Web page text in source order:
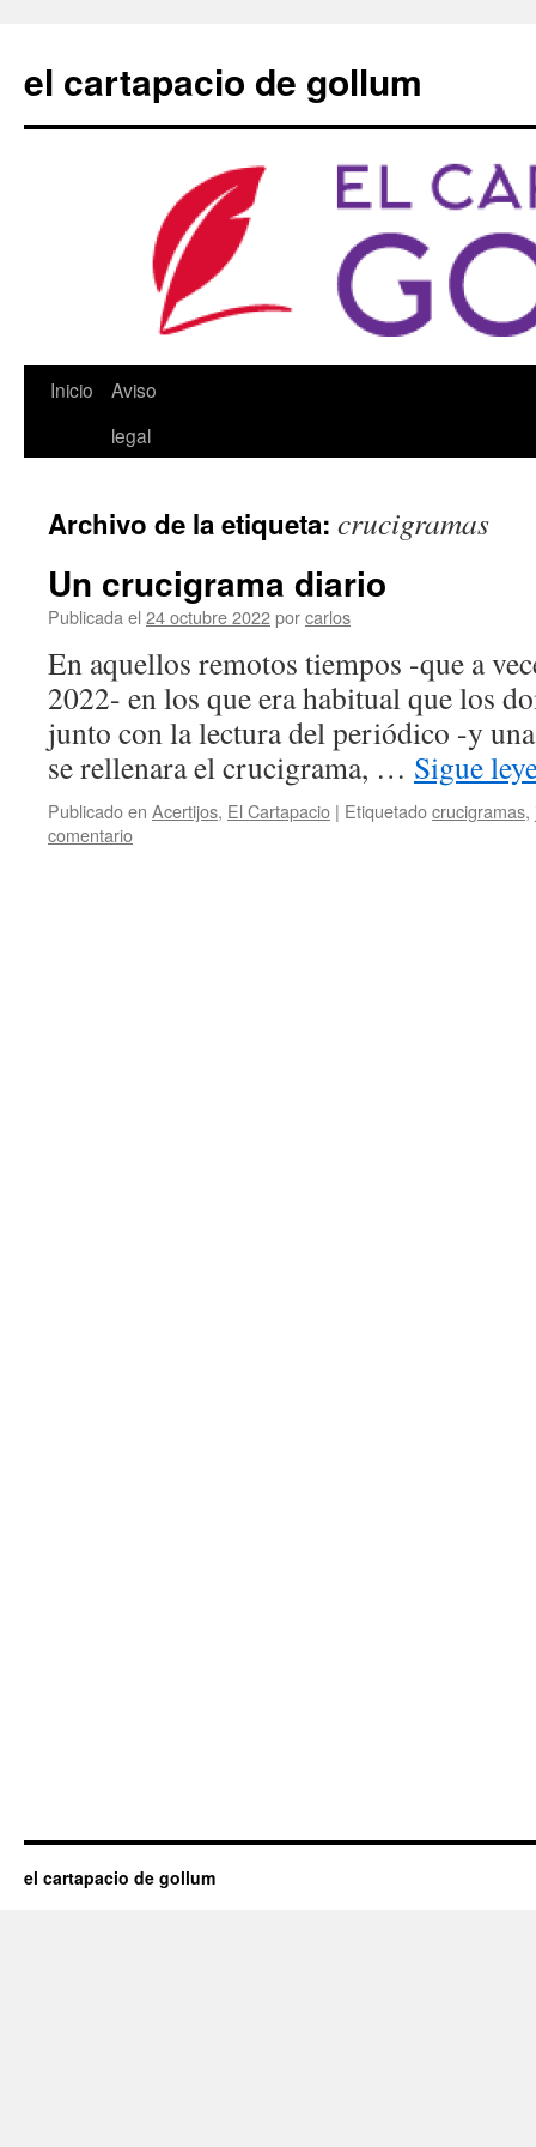
contenido
el cartapacio de gollum
Inicio
Aviso
legal
Archivo de la etiqueta: crucigramas
Un crucigrama diario
Publicada el 24 octubre 2022porcarlos
En aquellos remotos tiempos -que a
2022- en los que era habitual que los
junto con la lectura del periódico -y
se rellenara el crucigrama, … Sigue
Publicado en Acertijos, El Cartapacio | Etiquetadocrucigramas,
comentario
el cartapacio de gollum